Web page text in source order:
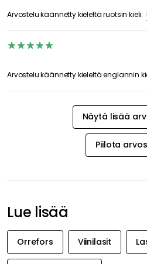
Arvostelu käännetty kieleltä ruotsin kieli.
Arvostelu käännetty kieleltä englannin
Näytä lisää
Piilota
Lue lisää
Orrefors Viinilasit